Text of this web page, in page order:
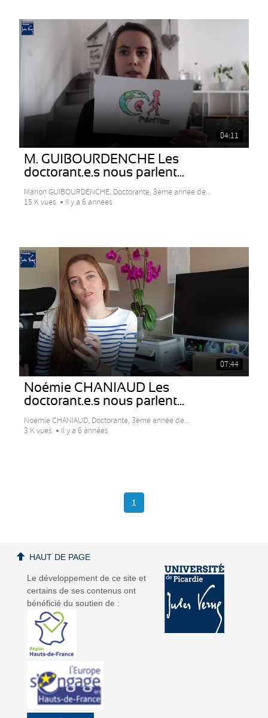
04:11
M. GUIBOURDENCHE Les
doctorant.e.s nous parlent...
Marion GUIBOURDENCHE, Doctorante, 3ème année de...
15 K vues
Il y a 6 années
07:44
Noémie CHANIAUD Les
doctorant.e.s nous parlent...
Noémie CHANIAUD, Doctorante, 3ème année de...
3 K vues
Il y a 6 années
1
Le développement de ce site et
certains de ses contenus ont
bénéficié du soutien de :
HAUT DE PAGE